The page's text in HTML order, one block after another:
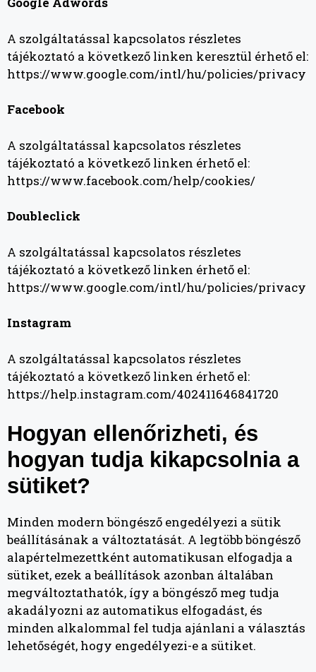
A szolgáltatással kapcsolatos részletes
tájékoztató a következő linken keresztül érhető el:
https://www.google.com/intl/hu/policies/privacy
Facebook
A szolgáltatással kapcsolatos részletes
tájékoztató a következő linken érhető el:
https://www.facebook.com/help/cookies/
Doubleclick
A szolgáltatással kapcsolatos részletes
tájékoztató a következő linken érhető el:
https://www.google.com/intl/hu/policies/privacy
Instagram
A szolgáltatással kapcsolatos részletes
tájékoztató a következő linken érhető el:
https://help.instagram.com/402411646841720
Hogyan ellenőrizheti, és
hogyan tudja kikapcsolnia a
sütiket?
Minden modern böngésző engedélyezi a sütik
beállításának a változtatását. A legtöbb böngésző
alapértelmezettként automatikusan elfogadja a
sütiket, ezek a beállítások azonban általában
megváltoztathatók, így a böngésző meg tudja
akadályozni az automatikus elfogadást, és
minden alkalommal fel tudja ajánlani a választás
lehetőségét, hogy engedélyezi-e a sütiket.